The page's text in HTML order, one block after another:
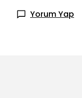
Yorum Yap